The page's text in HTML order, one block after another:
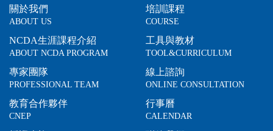
關於我們
ABOUT US
NCDA生涯課程介紹
ABOUT NCDA PROGRAM
專家團隊
PROFESSIONAL TEAM
教育合作夥伴
CNEP
培訓課程
COURSE
工具與教材
TOOL&CURRICULUM
線上諮詢
ONLINE CONSULTATION
行事曆
CALENDAR